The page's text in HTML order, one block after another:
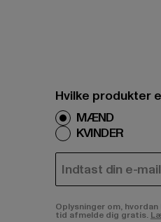
Hvilke produkter
MÆND
KVINDER
E-MAIL
Oplysninger om,
tid afmelde dig gratis.